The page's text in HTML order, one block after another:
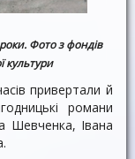
Фото з фондів
культури
привертали й
романи
Шевченка, Івана